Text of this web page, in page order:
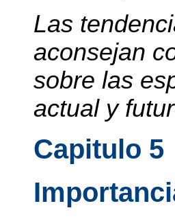
Las
aconsejan
sobre las
actual y
Capitulo 5